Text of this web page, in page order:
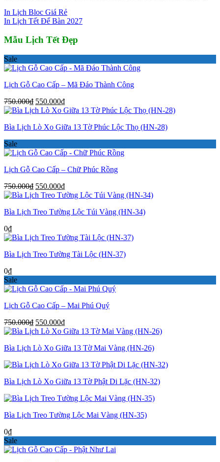
In Lịch Bloc Giá Rẻ
In Lịch Tết Để Bàn 2027
Mẫu Lịch Tết Đẹp
Sale
Lịch Gỗ Cao Cấp – Mã Đáo Thành Công
750.000₫ Giá
gốc
750.000₫.
550.000₫Giá
hiện
là:
Bìa Lịch Lò Xo Giữa 13 Tờ Phúc Lộc Thọ (HN-28)
Sale
Lịch Gỗ Cao Cấp – Chữ Phúc Rồng
750.000₫ Giá
gốc
750.000₫.
550.000₫Giá
hiện
là:
Bìa Lịch Treo Tường Lộc Túi Vàng (HN-34)
0₫
Bìa Lịch Treo Tường Tài Lộc (HN-37)
0₫
Sale
Lịch Gỗ Cao Cấp – Mai Phú Quý
750.000₫ Giá
gốc
750.000₫.
550.000₫Giá
hiện
là:
Bìa Lịch Lò Xo Giữa 13 Tờ Mai Vàng (HN-26)
Bìa Lịch Lò Xo Giữa 13 Tờ Phật Di Lặc (HN-32)
Bìa Lịch Treo Tường Lộc Mai Vàng (HN-35)
0₫
Sale